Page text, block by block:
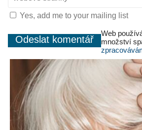
Yes, add me to your mailing list
Web
množství